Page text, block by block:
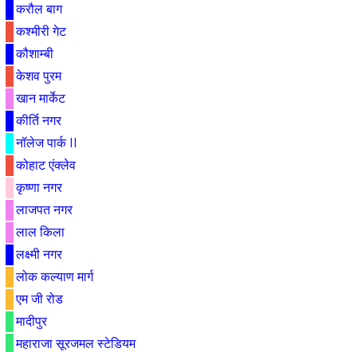
करौल बाग
कश्मीरी गेट
कौशाम्बी
केशव पुरम
खान मार्केट
कीर्ति नगर
नॉलेज पार्क II
कोहाट एंक्लेव
कृष्णा नगर
लाजपत नगर
लाल किला
लक्ष्मी नगर
लोक कल्याण मार्ग
एम जी रोड
मादीपुर
महाराजा सूरजमल स्टेडियम